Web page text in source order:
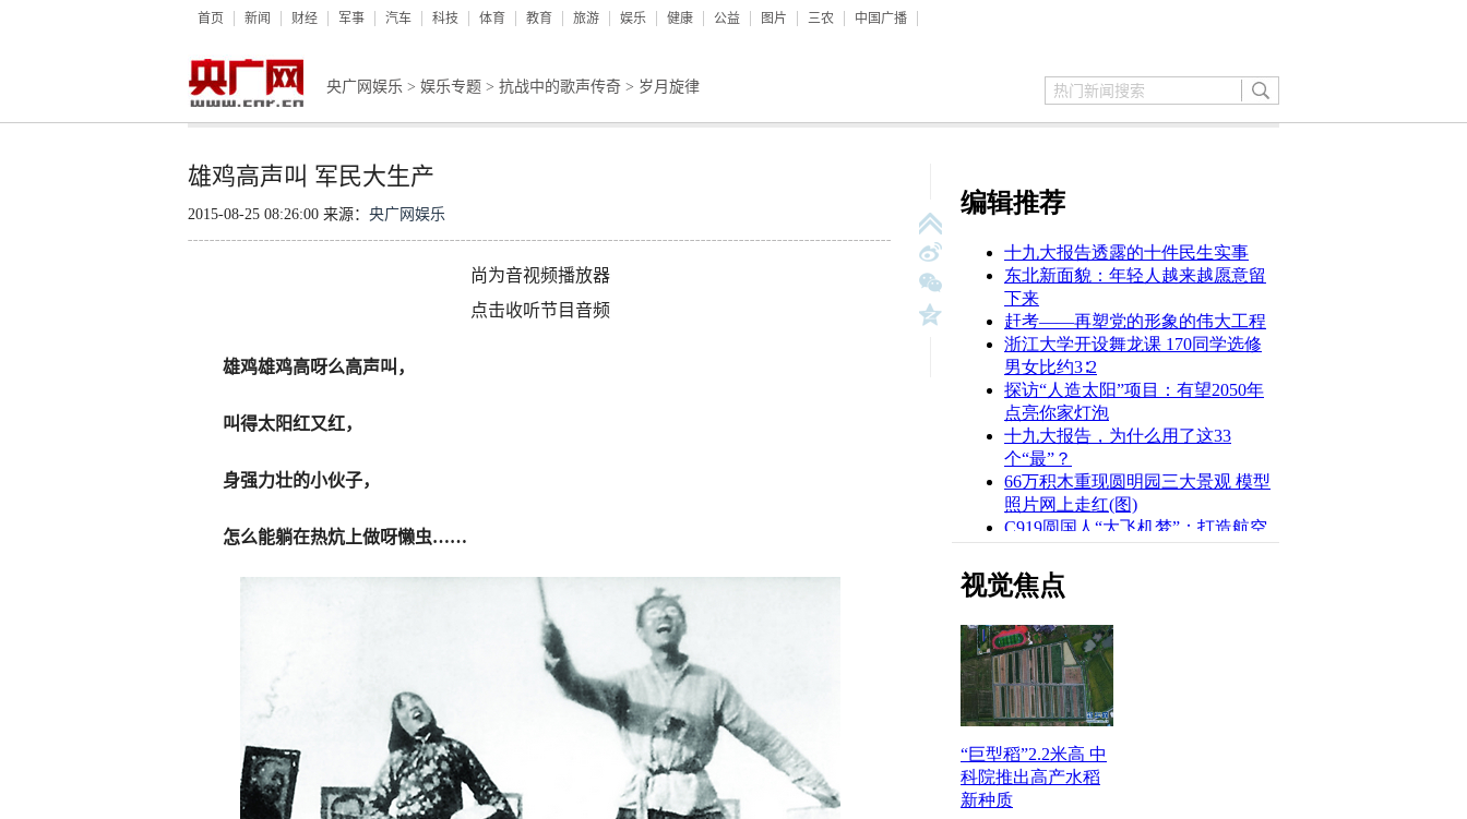
首页 新闻 财经 军事 汽车 科技 体育 教育 旅游 娱乐 健康 公益 图片 三农 中国广播
央广网娱乐 > 娱乐专题 > 抗战中的歌声传奇 > 岁月旋律
雄鸡高声叫 军民大生产
2015-08-25 08:26:00 来源： 央广网娱乐
尚为音视频播放器
点击收听节目音频
雄鸡雄鸡高呀么高声叫，
叫得太阳红又红，
身强力壮的小伙子，
怎么能躺在热炕上做呀懒虫……